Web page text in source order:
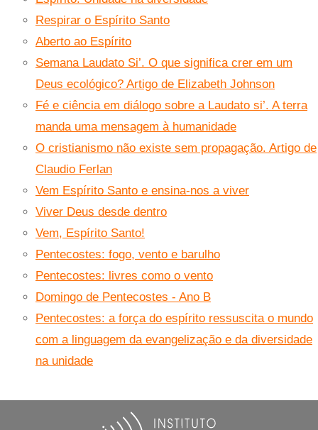
Respirar o Espírito Santo
Aberto ao Espírito
Semana Laudato Si’. O que significa crer em um
Deus ecológico? Artigo de Elizabeth Johnson
Fé e ciência em diálogo sobre a Laudato si’. A terra
manda uma mensagem à humanidade
O cristianismo não existe sem propagação. Artigo de
Claudio Ferlan
Vem Espírito Santo e ensina-nos a viver
Viver Deus desde dentro
Vem, Espírito Santo!
Pentecostes: fogo, vento e barulho
Pentecostes: livres como o vento
Domingo de Pentecostes - Ano B
Pentecostes: a força do espírito ressuscita o mundo
com a linguagem da evangelização e da diversidade
na unidade